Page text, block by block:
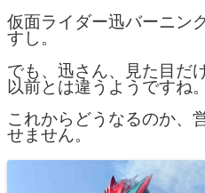
仮面ライダー迅バーニン
すし。
でも、迅さん、見た目だ
以前とは違うようですね。
これからどうなるのか、
せません。